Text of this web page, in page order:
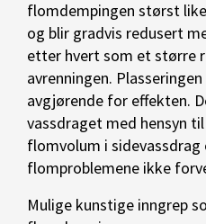
flomdempingen størst
og blir gradvis redusert
etter hvert som et større
avrenningen.
avgjørende for effekten.
vassdraget med hensyn
flomvolum i
flomproblemene ikke
Mulige kunstige inngrep